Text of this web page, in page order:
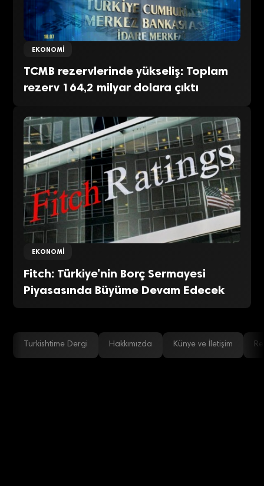
EKONOMI
TCMB rezervlerinde yükseliş: Toplam
rezerv 164,2 milyar dolara çıktı
EKONOMI
Fitch: Türkiye’nin Borç Sermayesi
Piyasasında Büyüme Devam Edecek
Turkishtime Dergi Hakkımızda Künye ve İletişim